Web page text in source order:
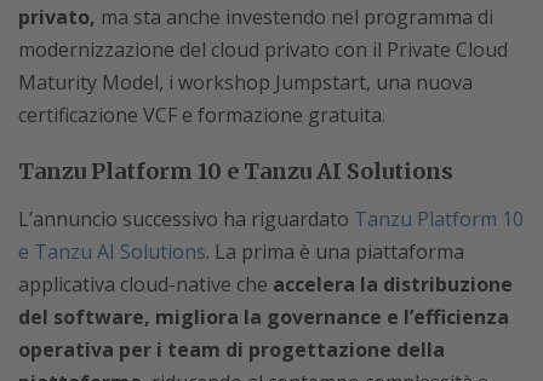
privato, ma sta anche investendo nel programma di
modernizzazione del cloud privato con il Private Cloud
Maturity Model, i workshop Jumpstart, una nuova
certificazione VCF e formazione gratuita.
Tanzu Platform 10 e Tanzu AI Solutions
L’annuncio successivo ha riguardato Tanzu Platform 10
e Tanzu AI Solutions. La prima è una piattaforma
applicativa cloud-native che accelera la distribuzione
del software, migliora la governance e l’efficienza
operativa per i team di progettazione della